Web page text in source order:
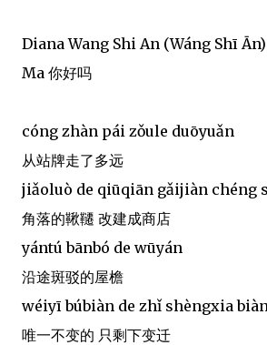
Diana Wang Shi An (Wáng Shī
Ma 你好吗
cóng zhàn pái zǒule duōyuǎn
从站牌走了多远
jiǎoluò de qiūqiān gǎijiàn chéng
角落的鞦韆 改建成商店
yántú bānbó de wūyán
沿途斑驳的屋檐
wéiyī búbiàn de zhǐ shèngxia
唯一不变的 只剩下变迁